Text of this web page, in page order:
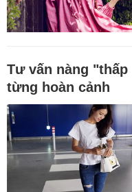
Tư vấn nàng
từng hoàn cảnh